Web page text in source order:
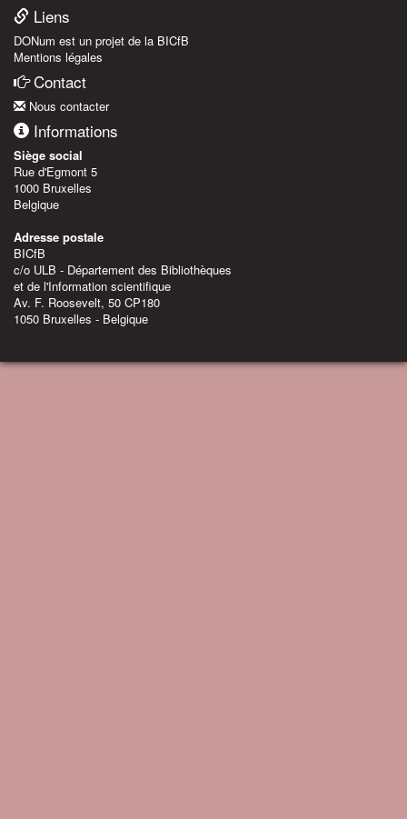
Liens
DONum est un projet de la BICfB
Mentions légales
Contact
Nous contacter
Informations
Siège social
Rue d'Egmont 5
1000 Bruxelles
Belgique
Adresse postale
BICfB
c/o ULB - Département des Bibliothèques
et de l'Information scientifique
Av. F. Roosevelt, 50 CP180
1050 Bruxelles - Belgique